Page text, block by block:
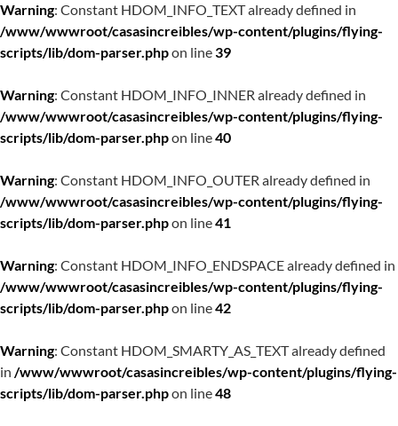
Warning: Constant HDOM_INFO_TEXT already defined in
/www/wwwroot/casasincreibles/wp-content/plugins/flying-
scripts/lib/dom-parser.phpon line39
Warning: Constant HDOM_INFO_INNER already defined in
/www/wwwroot/casasincreibles/wp-content/plugins/flying-
scripts/lib/dom-parser.phpon line40
Warning: Constant HDOM_INFO_OUTER already defined in
/www/wwwroot/casasincreibles/wp-content/plugins/flying-
scripts/lib/dom-parser.phpon line41
Warning: Constant HDOM_INFO_ENDSPACE already defined in
/www/wwwroot/casasincreibles/wp-content/plugins/flying-
scripts/lib/dom-parser.phpon line42
Warning: Constant HDOM_SMARTY_AS_TEXT already defined
in /www/wwwroot/casasincreibles/wp-content/plugins/flying-
scripts/lib/dom-parser.phpon line48